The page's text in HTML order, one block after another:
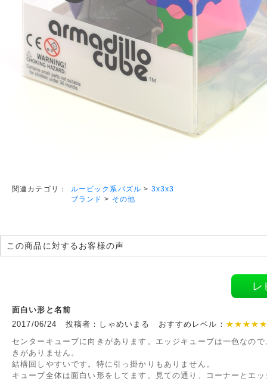
関連カテゴリ： ルービック系パズル > 3x3x3
ブランド > その他
この商品に対するお客様の声
レ
面白い形と名前
2017/06/24 投稿者：しゃめいまる おすすめレベル：
センターキューブに向きがあります。エッジキューブは一色なので
きがありません。
結構回しやすいです。特に引っ掛かりもありません。
キューブ全体は面白い形をしてます。見ての通り、コーナーとエッ